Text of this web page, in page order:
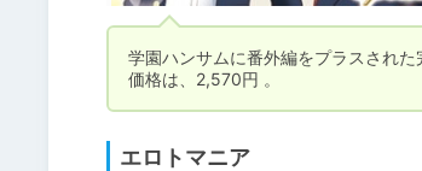
学園ハンサムに番外編をプラスされた
価格は、2,570円 。
エロトマニア